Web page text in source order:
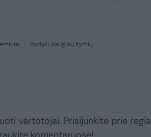
Rodyti daugiau žymių
vartotojai. Prisijunkite prie